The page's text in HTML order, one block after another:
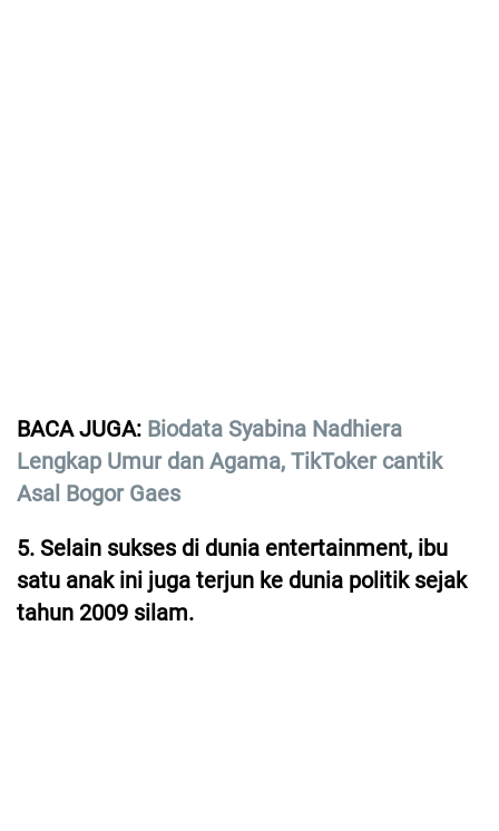
BACA JUGA: Biodata Syabina Nadhiera
Lengkap Umur dan Agama, TikToker cantik
Asal Bogor Gaes
5. Selain sukses di dunia entertainment, ibu
satu anak ini juga terjun ke dunia politik sejak
tahun 2009 silam.